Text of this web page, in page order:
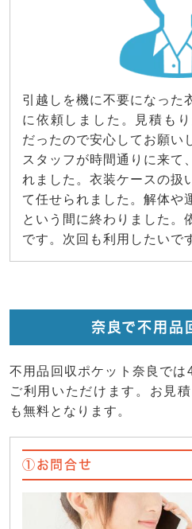
引越しを機に不要になった
に依頼しました。見積も
だったので安心してお願い
スタッフが時間通りに来て
れました。衣装ケースの扱
て任せられました。解体や
という間に終わりました。
です。次回も利用したいで
奈良で不用品
不用品回収ポケット奈良で
ご利用いただけます。お見
も無料となります。
①お問合せ